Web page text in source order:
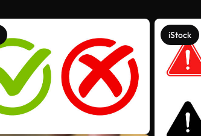
iStock